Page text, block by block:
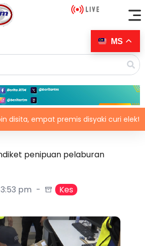
premis disyaki curi elektrik
penipuan pelaburan
pm
Kes
MS